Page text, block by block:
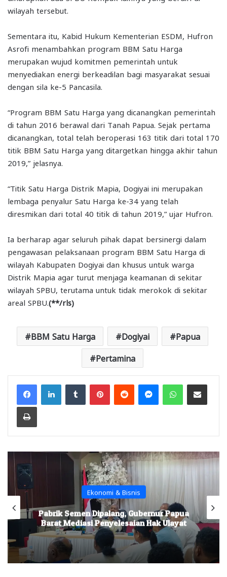
wilayah tersebut.
Sementara itu, Kabid Hukum Kementerian ESDM, Hufron
Asrofi menambahkan program BBM Satu Harga
merupakan wujud komitmen pemerintah untuk
menyediakan energi berkeadilan bagi masyarakat sesuai
dengan sila ke-5 Pancasila.
“Program BBM Satu Harga yang dicanangkan pemerintah
di tahun 2016 berawal dari Tanah Papua. Sejak pertama
dicanangkan, total telah beroperasi 163 titik dari total 170
titik BBM Satu Harga yang ditargetkan hingga akhir tahun
2019,” jelasnya.
“Titik Satu Harga Distrik Mapia, Dogiyai ini merupakan
lembaga penyalur Satu Harga ke-34 yang telah
diresmikan dari total 40 titik di tahun 2019,” ujar Hufron.
Ia berharap agar seluruh pihak dapat bersinergi dalam
pengawasan pelaksanaan program BBM Satu Harga di
wilayah Kabupaten Dogiyai dan khusus untuk warga
Distrik Mapia agar turut menjaga keamanan di sekitar
wilayah SPBU, terutama untuk tidak merokok di sekitar
areal SPBU. (**/rls)
BBM Satu Harga Dogiyai Papua
Pertamina
FacebookLinkedInTumblr PinterestReddit MessengerWhatsAppShare via Email
Print
Ekonomi & Bisnis
Pabrik Semen Dipalang, Gubernur Papua
Barat Mediasi Penyelesaian Hak Ulayat